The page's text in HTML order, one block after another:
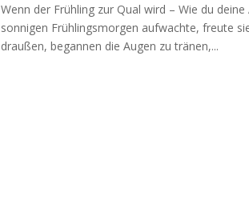
Wenn der Frühling zur Qual wird – Wie du
sonnigen Frühlingsmorgen aufwachte, freute
draußen, begannen die Augen zu tränen,...